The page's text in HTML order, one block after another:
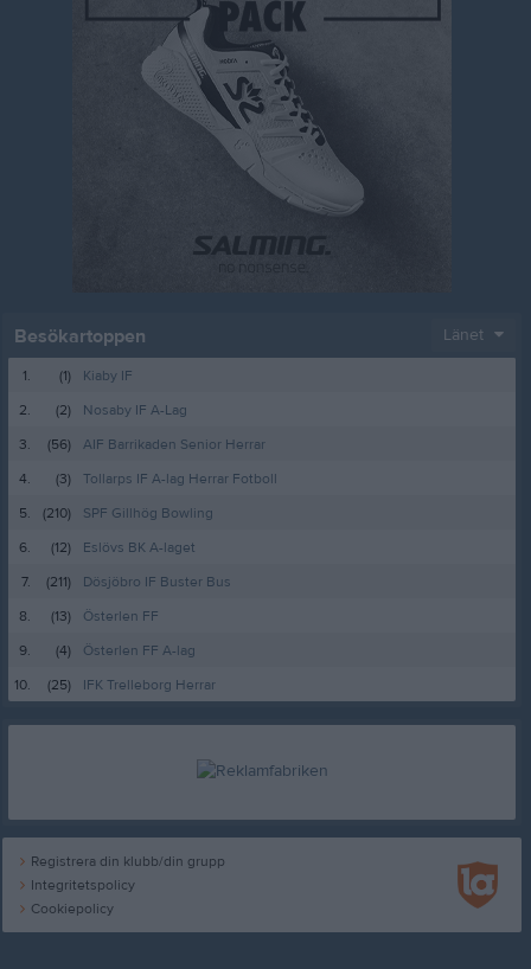
Besökartoppen Länet
1. (1)
Kiaby IF
2.
(2)
Nosaby IF A-Lag
3.
(56)
AIF Barrikaden Senior Herrar
4.
(3)
Tollarps IF A-lag Herrar Fotboll
5.
(210)
SPF Gillhög Bowling
6.
(12)
Eslövs BK A-laget
7.
(211)
Dösjöbro IF Buster Bus
8.
(13)
Österlen FF
9.
(4)
Österlen FF A-lag
10.
(25) IFK Trelleborg Herrar
Registrera din klubb/din grupp
Integritetspolicy
Cookiepolicy